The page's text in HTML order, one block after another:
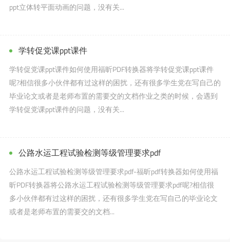
ppt立体转平面动画的问题，没有关...
学转促党课ppt课件
学转促党课ppt课件如何使用福昕PDF转换器将学转促党课ppt课件
呢?相信很多小伙伴都有过这样的困扰，还有很多学生党在写自己的
毕业论文或者是老师布置的需要交的文档作业之类的时候，会遇到
学转促党课ppt课件的问题，没有关...
公路水运工程试验检测等级管理要求pdf
公路水运工程试验检测等级管理要求pdf-福昕pdf转换器如何使用福
昕PDF转换器将公路水运工程试验检测等级管理要求pdf呢?相信很
多小伙伴都有过这样的困扰，还有很多学生党在写自己的毕业论文
或者是老师布置的需要交的文档...